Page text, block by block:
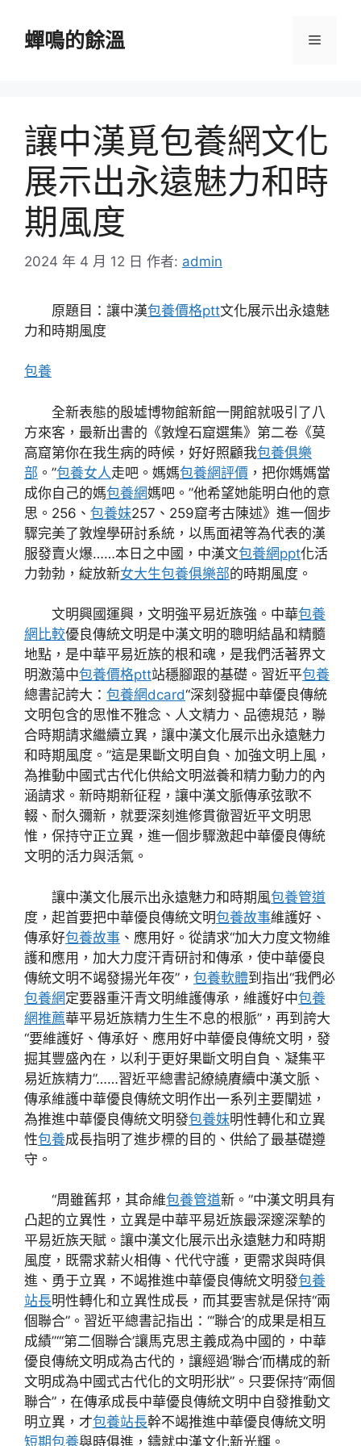
蟬鳴的餘溫 選
讓中漢覓包養網文化
展示出永遠魅力和時
期風度
2024 年 4 月 12 日 作者: admin
原題目：讓中漢包養價格ptt文化展示出永遠魅
力和時期風度
包養
全新表態的殷墟博物館新館一開館就吸引了八
方來客，最新出書的《敦煌石窟選集》第二卷《莫
高窟第你在我生病的時候，好好照顧我包養俱樂
部 。”包養女人走吧。媽媽包養網評價 ，把你媽媽當
成你自己的媽包養網媽吧。”他希望她能明白他的意
思。256、 包養妹257、259窟考古陳述》進一個步
驟完美了敦煌學研討系統，以馬面裙等為代表的漢
服發賣火爆……本日之中國，中漢文包養網ppt化活
力勃勃，綻放新女大生包養俱樂部的時期風度。
文明興國運興，文明強平易近族強。中華包養
網比較優良傳統文明是中漢文明的聰明結晶和精髓
地點，是中華平易近族的根和魂，是我們活著界文
明激蕩中包養價格ptt站穩腳跟的基礎。習近平包養
總書記誇大： 包養網dcard“深刻發掘中華優良傳統
文明包含的思惟不雅念、人文精力、品德規范，聯
合時期請求繼續立異，讓中漢文化展示出永遠魅力
和時期風度。”這是果斷文明自負、加強文明上風，
為推動中國式古代化供給文明滋養和精力動力的內
涵請求。新時期新征程，讓中漢文脈傳承弦歌不
輟、耐久彌新，就要深刻進修貫徹習近平文明思
惟，保持守正立異，進一個步驟激起中華優良傳統
文明的活力與活氣。
讓中漢文化展示出永遠魅力和時期風包養管道
度，起首要把中華優良傳統文明包養故事維護好、
傳承好包養故事 、應用好。從請求“加大力度文物維
護和應用，加大力度汗青研討和傳承，使中華優良
傳統文明不竭發揚光年夜”， 包養軟體到指出“我們必
包養網定要器重汗青文明維護傳承，維護好中包養
網推薦華平易近族精力生生不息的根脈”，再到誇大
“要維護好、傳承好、應用好中華優良傳統文明，發
掘其豐盛內在，以利于更好果斷文明自負、凝集平
易近族精力”……習近平總書記繚繞賡續中漢文脈、
傳承維護中華優良傳統文明作出一系列主要闡述，
為推進中華優良傳統文明發包養妹明性轉化和立異
性包養成長指明了進步標的目的、供給了最基礎遵
守。
“周雖舊邦，其命維包養管道新。”中漢文明具有
凸起的立異性，立異是中華平易近族最深邃深摯的
平易近族天賦。讓中漢文化展示出永遠魅力和時期
風度，既需求薪火相傳、代代守護，更需求與時俱
進、勇于立異，不竭推進中華優良傳統文明發包養
站長明性轉化和立異性成長，而其要害就是保持“兩
個聯合”。習近平總書記指出：“‘聯合’的成果是相互
成績”“‘第二個聯合’讓馬克思主義成為中國的，中華
優良傳統文明成為古代的，讓經過‘聯合’而構成的新
文明成為中國式古代化的文明形狀”。只要保持“兩個
聯合”，在傳承成長中華優良傳統文明中自發推動文
明立異，才包養站長幹不竭推進中華優良傳統文明
短期包養與時俱進，鑄就中漢文化新光輝。